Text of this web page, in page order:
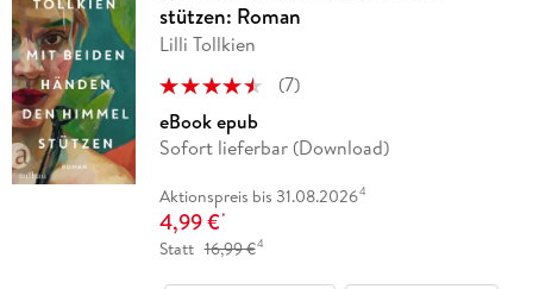
stützen: Roman
Lilli Tollkien
(7)
eBook epub
Sofort lieferbar (Download)
Aktionspreis bis 31.08.20264
4,99 €*
Statt 16,99 €4